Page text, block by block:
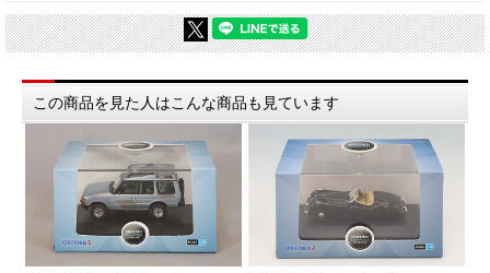
この商品を見た人はこんな商品も見ています